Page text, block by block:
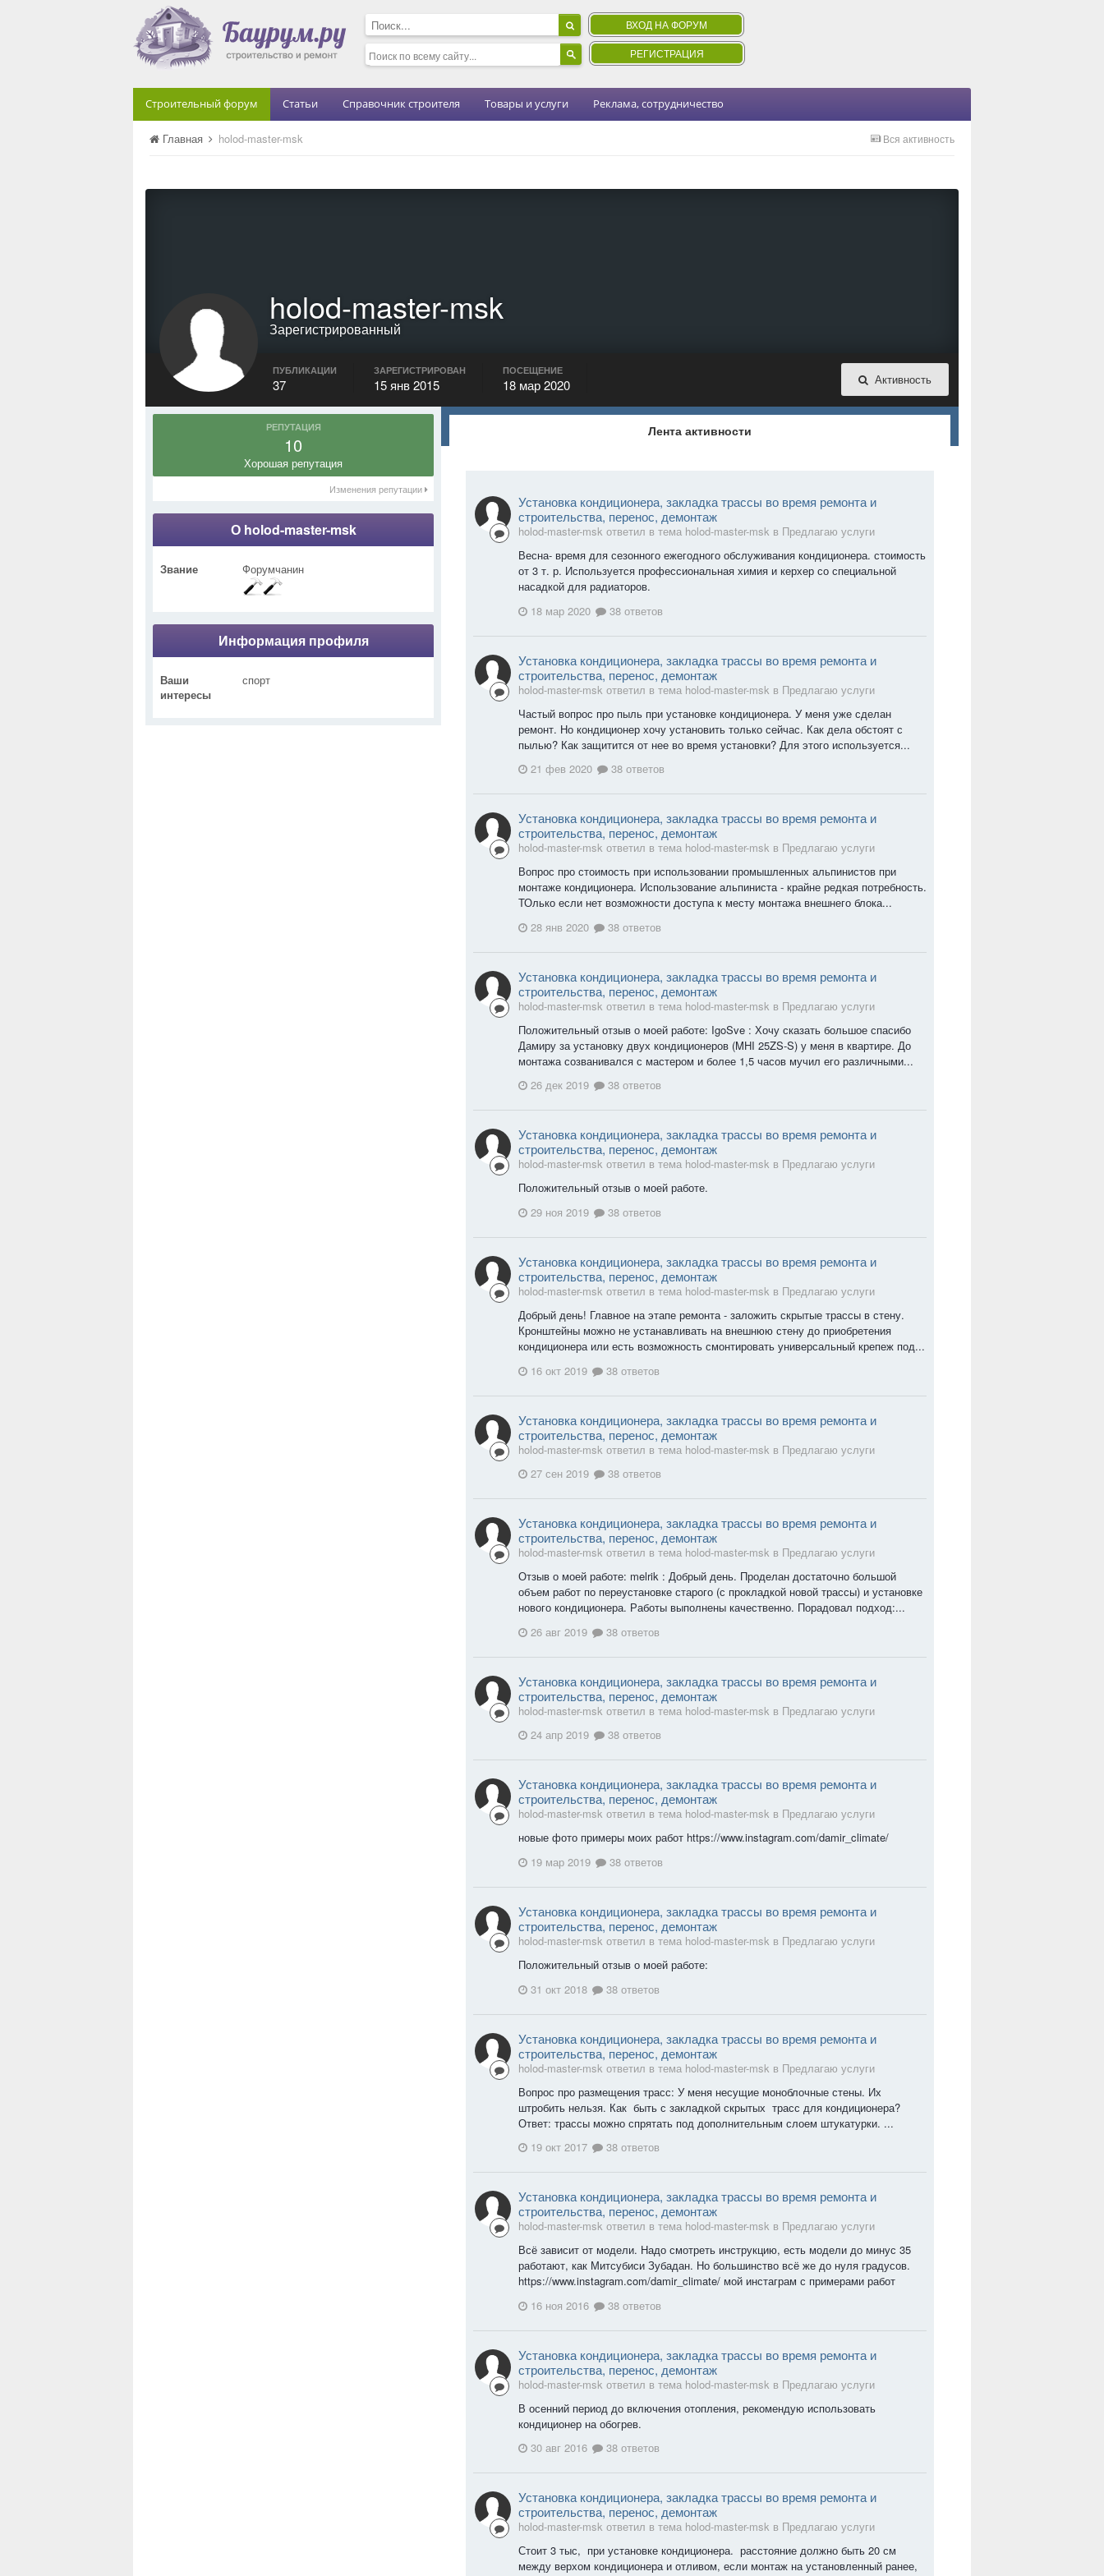
ВХОД НА ФОРУМ
РЕГИСТРАЦИЯ
Строительный форум Статьи Справочник строителя Товары и услуги Реклама, сотрудничество
Вся активность
Главная holod-master-msk
holod-master-msk
Зарегистрированный
Активность
ПУБЛИКАЦИИ
37
ЗАРЕГИСТРИРОВАН
15 янв 2015
ПОСЕЩЕНИЕ
18 мар 2020
РЕПУТАЦИЯ
10
Хорошая репутация
Изменения репутации
О holod-master-msk
Звание Форумчанин
Информация профиля
Ваши
интересы
спорт
Лента активности
Установка кондиционера, закладка трассы во время ремонта и
строительства, перенос, демонтаж
holod-master-msk ответил в тема holod-master-msk в Предлагаю услуги
Весна- время для сезонного ежегодного обслуживания кондиционера. стоимость
от 3 т. р. Используется профессиональная химия и керхер со специальной
насадкой для радиаторов.
18 мар 2020
38 ответов
Установка кондиционера, закладка трассы во время ремонта и
строительства, перенос, демонтаж
holod-master-msk ответил в тема holod-master-msk в Предлагаю услуги
Частый вопрос про пыль при установке кондиционера. У меня уже сделан
ремонт. Но кондиционер хочу установить только сейчас. Как дела обстоят с
пылью? Как защитится от нее во время установки? Для этого используется...
21 фев 2020
38 ответов
Установка кондиционера, закладка трассы во время ремонта и
строительства, перенос, демонтаж
holod-master-msk ответил в тема holod-master-msk в Предлагаю услуги
Вопрос про стоимость при использовании промышленных альпинистов при
монтаже кондиционера. Использование альпиниста - крайне редкая потребность.
ТОлько если нет возможности доступа к месту монтажа внешнего блока...
28 янв 2020
38 ответов
Установка кондиционера, закладка трассы во время ремонта и
строительства, перенос, демонтаж
holod-master-msk ответил в тема holod-master-msk в Предлагаю услуги
Положительный отзыв о моей работе: IgoSve : Хочу сказать большое спасибо
Дамиру за установку двух кондиционеров (MHI 25ZS-S) у меня в квартире. До
монтажа созванивался с мастером и более 1,5 часов мучил его различными...
26 дек 2019
38 ответов
Установка кондиционера, закладка трассы во время ремонта и
строительства, перенос, демонтаж
holod-master-msk ответил в тема holod-master-msk в Предлагаю услуги
Положительный отзыв о моей работе.
29 ноя 2019
38 ответов
Установка кондиционера, закладка трассы во время ремонта и
строительства, перенос, демонтаж
holod-master-msk ответил в тема holod-master-msk в Предлагаю услуги
Добрый день! Главное на этапе ремонта - заложить скрытые трассы в стену.
Кронштейны можно не устанавливать на внешнюю стену до приобретения
кондиционера или есть возможность смонтировать универсальный крепеж под...
16 окт 2019
38 ответов
Установка кондиционера, закладка трассы во время ремонта и
строительства, перенос, демонтаж
holod-master-msk ответил в тема holod-master-msk в Предлагаю услуги
27 сен 2019
38 ответов
Установка кондиционера, закладка трассы во время ремонта и
строительства, перенос, демонтаж
holod-master-msk ответил в тема holod-master-msk в Предлагаю услуги
Отзыв о моей работе: melrik : Добрый день. Проделан достаточно большой
объем работ по переустановке старого (с прокладкой новой трассы) и установке
нового кондиционера. Работы выполнены качественно. Порадовал подход:...
26 авг 2019
38 ответов
Установка кондиционера, закладка трассы во время ремонта и
строительства, перенос, демонтаж
holod-master-msk ответил в тема holod-master-msk в Предлагаю услуги
24 апр 2019
38 ответов
Установка кондиционера, закладка трассы во время ремонта и
строительства, перенос, демонтаж
holod-master-msk ответил в тема holod-master-msk в Предлагаю услуги
новые фото примеры моих работ https://www.instagram.com/damir_climate/
19 мар 2019
38 ответов
Установка кондиционера, закладка трассы во время ремонта и
строительства, перенос, демонтаж
holod-master-msk ответил в тема holod-master-msk в Предлагаю услуги
Положительный отзыв о моей работе:
31 окт 2018
38 ответов
Установка кондиционера, закладка трассы во время ремонта и
строительства, перенос, демонтаж
holod-master-msk ответил в тема holod-master-msk в Предлагаю услуги
Вопрос про размещения трасс: У меня несущие моноблочные стены. Их
штробить нельзя. Как быть с закладкой скрытых трасс для кондиционера?
Ответ: трассы можно спрятать под дополнительным слоем штукатурки. ...
19 окт 2017
38 ответов
Установка кондиционера, закладка трассы во время ремонта и
строительства, перенос, демонтаж
holod-master-msk ответил в тема holod-master-msk в Предлагаю услуги
Всё зависит от модели. Надо смотреть инструкцию, есть модели до минус 35
работают, как Митсубиси Зубадан. Но большинство всё же до нуля градусов.
https://www.instagram.com/damir_climate/ мой инстаграм с примерами работ
16 ноя 2016
38 ответов
Установка кондиционера, закладка трассы во время ремонта и
строительства, перенос, демонтаж
holod-master-msk ответил в тема holod-master-msk в Предлагаю услуги
В осенний период до включения отопления, рекомендую использовать
кондиционер на обогрев.
30 авг 2016
38 ответов
Установка кондиционера, закладка трассы во время ремонта и
строительства, перенос, демонтаж
holod-master-msk ответил в тема holod-master-msk в Предлагаю услуги
Стоит 3 тыс, при установке кондиционера. расстояние должно быть 20 см
между верхом кондиционера и отливом, если монтаж на установленный ранее,